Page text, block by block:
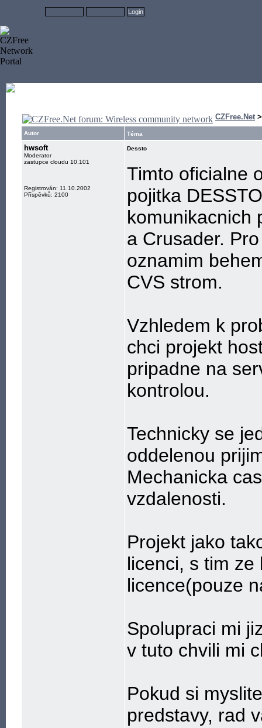
CZFree.Net
Autor Téma
hwsoft
Moderator
zastupce cloudu 10.101
Registrován: 11.10.2002
Příspěvků: 2100
Dessto
Timto oficialne
pojitka
komunikacnich
a Crusader.
oznamim
CVS strom.
Vzhledem k
chci projekt
pripadne na
kontrolou.
Technicky se
oddelenou
Mechanicka
vzdalenosti.
Projekt jako
licenci, s tim
licence(pouze
Spolupraci mi
v tuto chvili mi
Pokud si
predstavy, rad